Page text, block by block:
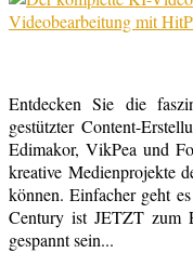
Entdecken Sie die
gestützter Content-
Edimakor, VikPea und
kreative Medienprojekte
können. Einfacher geht
Century ist JETZT zum
gespannt sein...